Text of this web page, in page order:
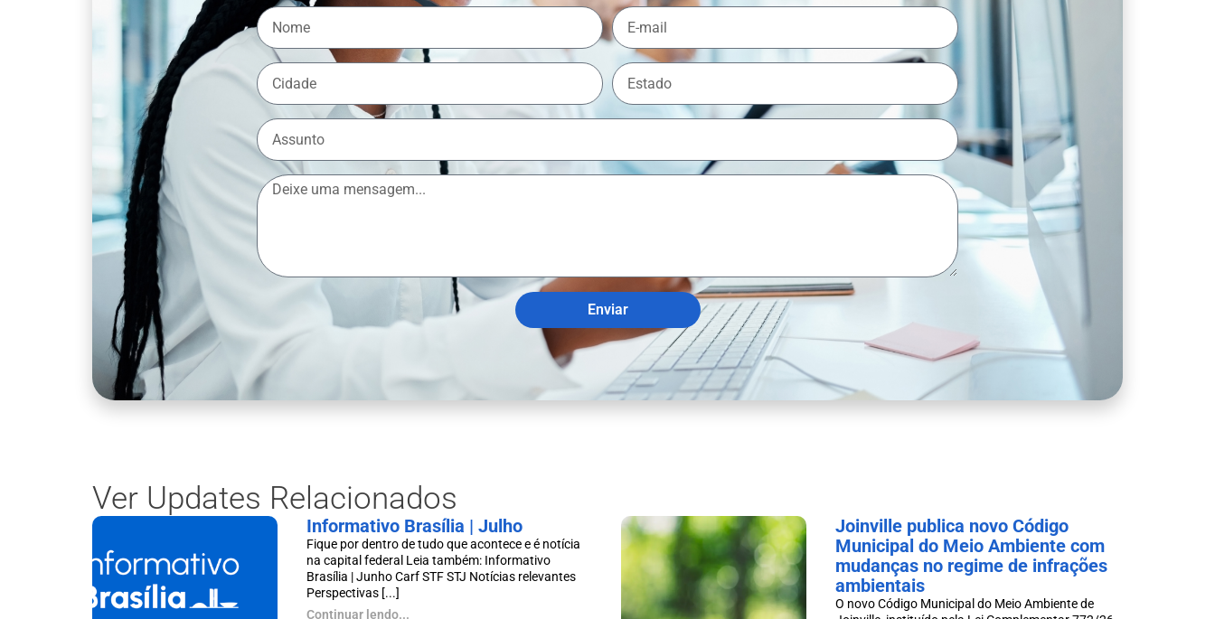
Enviar
Ver Updates Relacionados
Informativo Brasília | Julho
Fique por dentro de tudo que acontece e é notícia
na capital federal Leia também: Informativo
Brasília | Junho Carf STF STJ Notícias relevantes
Perspectivas [...]
Continuar lendo...
Joinville publica novo Código
Municipal do Meio Ambiente com
mudanças no regime de infrações
ambientais
O novo Código Municipal do Meio Ambiente de